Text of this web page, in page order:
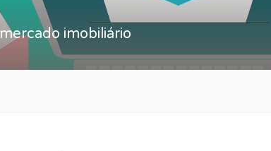
mercado imobiliário